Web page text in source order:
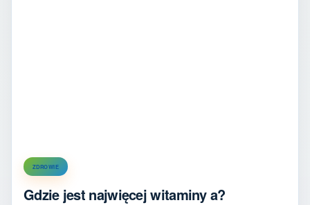
ZDROWIE
Gdzie jest najwięcej witaminy a?